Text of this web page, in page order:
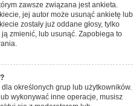
zawsze związana jest ankieta.
jej autor może usunąć ankietę lub
zostały już oddane głosy, tylko
zmienić, lub usunąć. Zapobiega to
określonych grup lub użytkowników.
wykonywać inne operacje, musisz